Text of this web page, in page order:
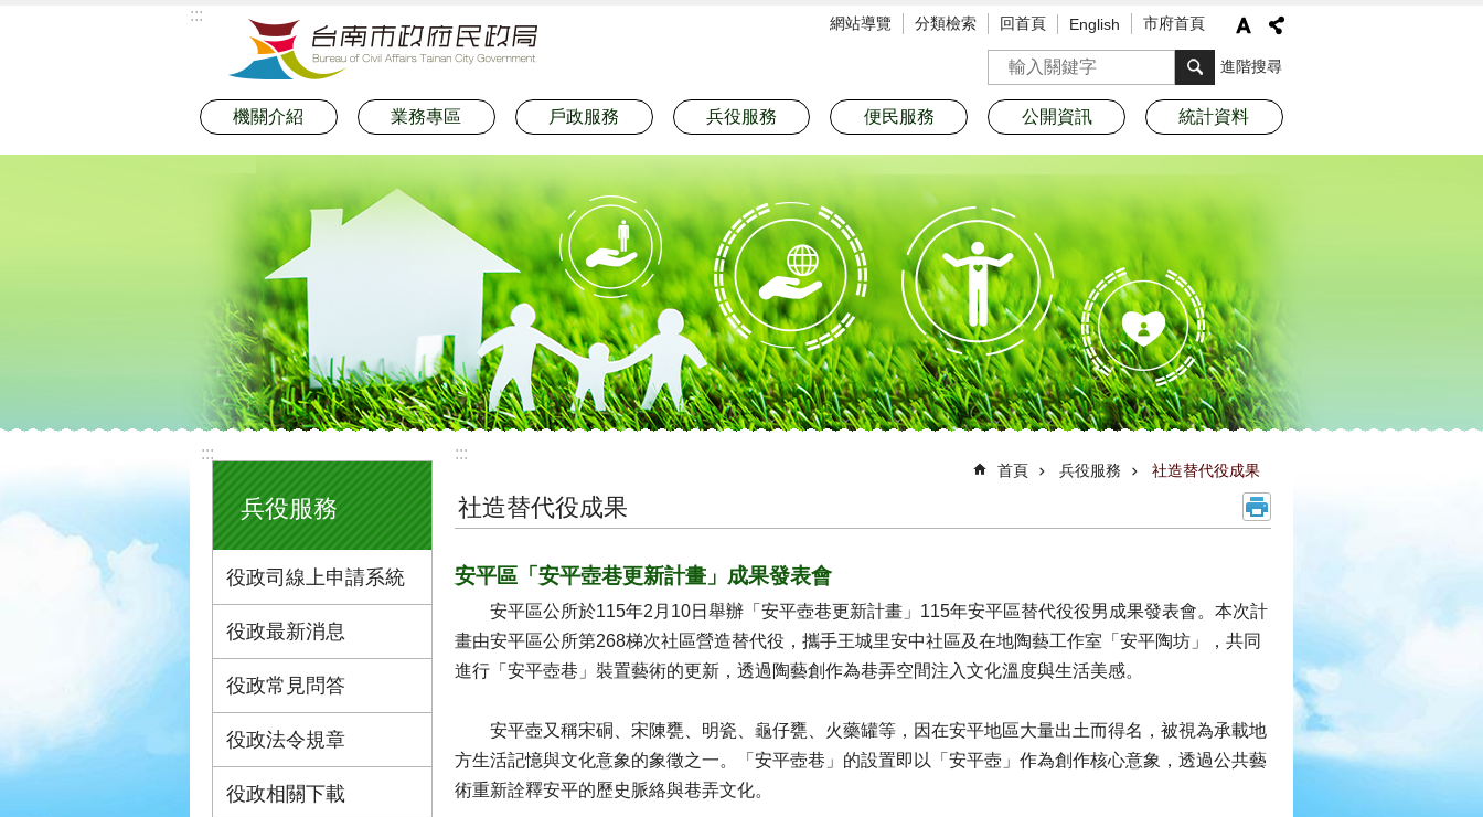
::: 網站導覽 分類檢索 回首頁 English 市府首頁
搜尋 進階搜尋
機關介紹 業務專區 戶政服務 兵役服務 便民服務 公開資訊 統計資料
:::
兵役服務
役政司線上申請系統
役政最新消息
役政常見問答
役政法令規章
役政相關下載
:::
首頁 兵役服務 社造替代役成果
社造替代役成果
安平區「安平壺巷更新計畫」成果發表會
安平區公所於115年2月10日舉辦「安平壺巷更新計畫」115年安平區替代役役男成果發表會。本次計
畫由安平區公所第268梯次社區營造替代役，攜手王城里安中社區及在地陶藝工作室「安平陶坊」，共同
進行「安平壺巷」裝置藝術的更新，透過陶藝創作為巷弄空間注入文化溫度與生活美感。
安平壺又稱宋硐、宋陳甕、明瓷、龜仔甕、火藥罐等，因在安平地區大量出土而得名，被視為承載地
方生活記憶與文化意象的象徵之一。「安平壺巷」的設置即以「安平壺」作為創作核心意象，透過公共藝
術重新詮釋安平的歷史脈絡與巷弄文化。